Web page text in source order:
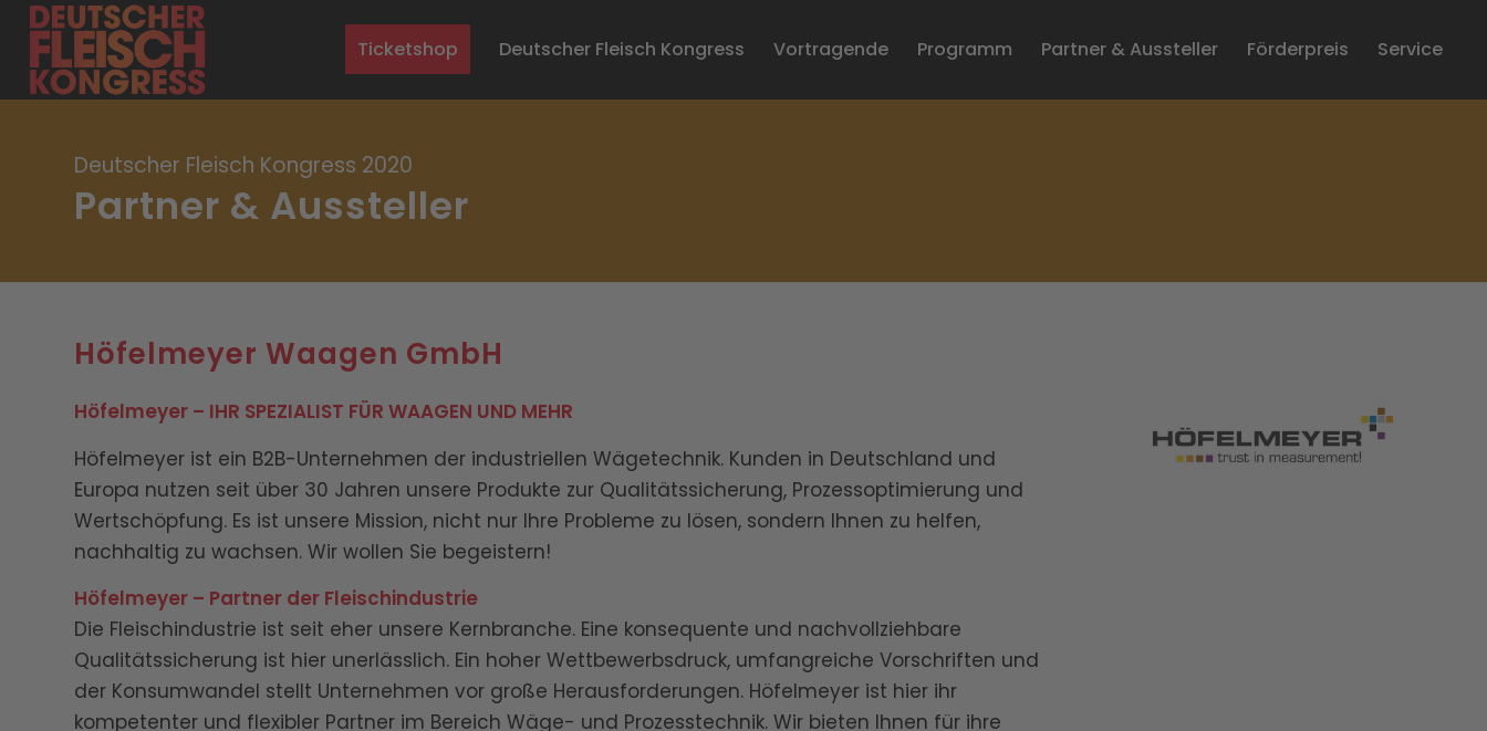
Ticketshop Deutscher Fleisch Kongress Vortragende Programm Partner & Aussteller Förderpreis Service
Deutscher Fleisch Kongress 2020
Partner & Aussteller
Höfelmeyer Waagen GmbH
Höfelmeyer – IHR SPEZIALIST FÜR WAAGEN UND MEHR
Höfelmeyer ist ein B2B-Unternehmen der industriellen Wägetechnik. Kunden in Deutschland und
Europa nutzen seit über 30 Jahren unsere Produkte zur Qualitätssicherung, Prozessoptimierung und
Wertschöpfung. Es ist unsere Mission, nicht nur Ihre Probleme zu lösen, sondern Ihnen zu helfen,
nachhaltig zu wachsen. Wir wollen Sie begeistern!
Höfelmeyer – Partner der Fleischindustrie
Die Fleischindustrie ist seit eher unsere Kernbranche. Eine konsequente und nachvollziehbare
Qualitätssicherung ist hier unerlässlich. Ein hoher Wettbewerbsdruck, umfangreiche Vorschriften und
der Konsumwandel stellt Unternehmen vor große Herausforderungen. Höfelmeyer ist hier ihr
kompetenter und flexibler Partner im Bereich Wäge- und Prozesstechnik. Wir bieten Ihnen für ihre